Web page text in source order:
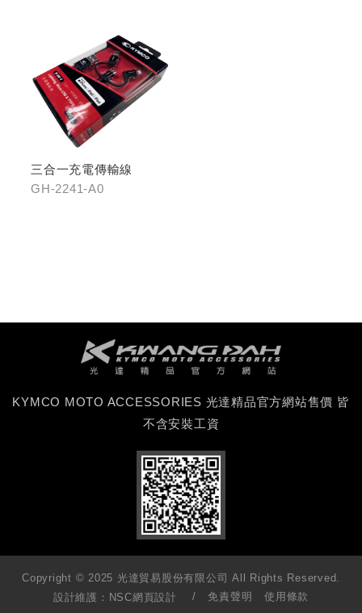
三合一充電傳輸線
GH-2241-A0
KYMCO MOTO ACCESSORIES 光達精品官方網站售價 皆
不含安裝工資
Copyright © 2025 光達貿易股份有限公司 All Rights Reserved.
設計維護： NSC網頁設計 免責聲明 使用條款